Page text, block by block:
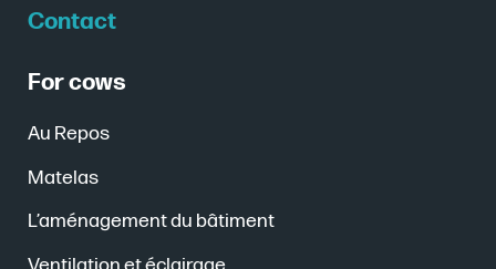
Contact
For cows
Au Repos
Matelas
L’aménagement du bâtiment